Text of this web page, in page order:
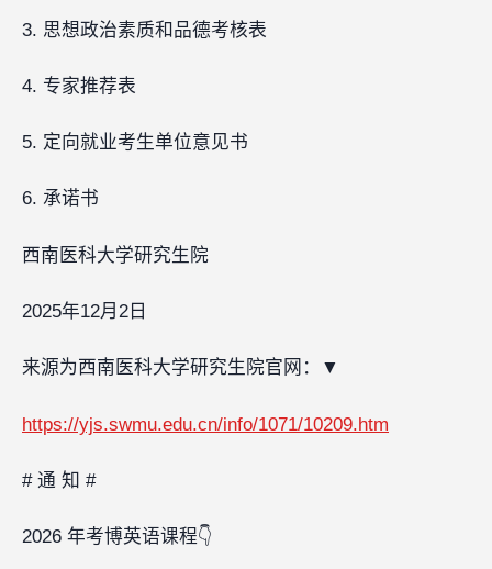
3. 思想政治素质和品德考核表
4. 专家推荐表
5. 定向就业考生单位意见书
6. 承诺书
西南医科大学研究生院
2025年12月2日
来源为西南医科大学研究生院官网：▼
https://yjs.swmu.edu.cn/info/1071/10209.htm
# 通 知 #
2026 年考博英语课程👇